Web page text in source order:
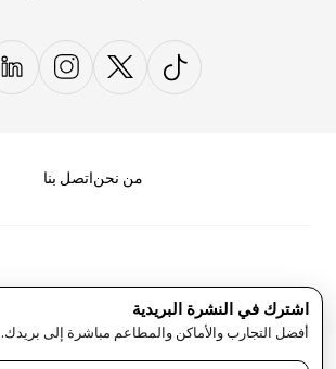
من نحن اتصل بنا
سياسة الخصوصية
حقوق النشر لمجلة LIST كل الحقوق محفوظة
اشترك في النشرة البريدية
أفضل التجارب والأماكن والمطاعم مباشرة إلى بريدك.